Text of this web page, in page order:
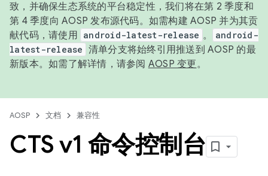
致，并确保生态系统的平台稳定性，我们将在第 2 季度和
第 4 季度向 AOSP 发布源代码。如需构建 AOSP 并为其贡
献代码，请使用 android-latest-release 。
android-
latest-release 清单分支将始终引用推送到 AOSP 的最
新版本。如需了解详情，请参阅 AOSP 变更。
AOSP 文档 兼容性
CTS v1 命令控制台